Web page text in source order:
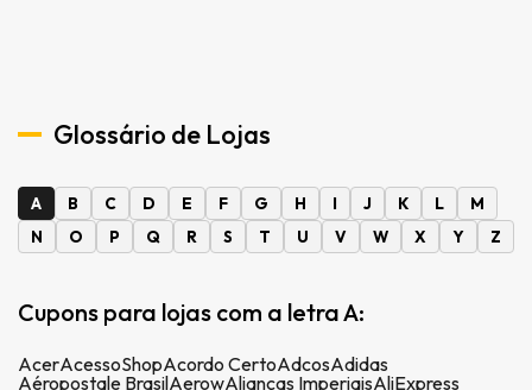
Glossário de Lojas
A B C D E F G H I J K L
M
N
O P Q R S T U V W X Y Z
Cupons para lojas com a letra A:
AcerAcessoShopAcordo CertoAdcosAdidas
Aéropostale BrasilAerowAlianças ImperiaisAliExpress